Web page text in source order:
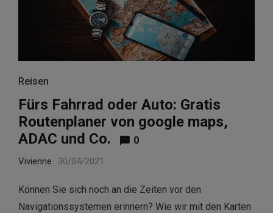
Reisen
Fürs Fahrrad oder Auto: Gratis
Routenplaner von google maps,
ADAC und Co.
0
Vivienne 30/04/2021
Können Sie sich noch an die Zeiten vor den
Navigationssystemen erinnern? Wie wir mit den Karten